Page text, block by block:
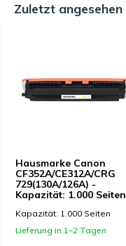
Zuletzt angesehen
Hausmarke Canon
CF352A/CE312A/CRG
729(130A/126A) -
Kapazität: 1.000 Seiten
Kapazität: 1.000 Seiten
Lieferung in 1–2 Tagen